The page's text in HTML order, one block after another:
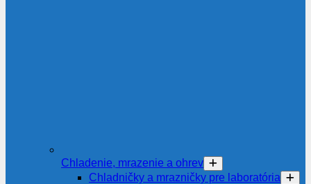
Chladenie, mrazenie a ohrev
Chladničky a mrazničky pre laboratória